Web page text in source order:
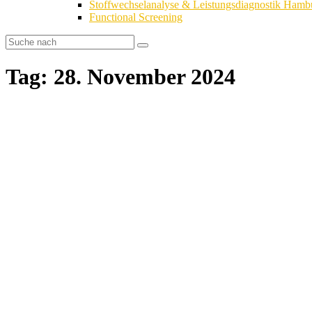
Stoffwechselanalyse & Leistungsdiagnostik
Functional Screening
Tag: 28. November 2024